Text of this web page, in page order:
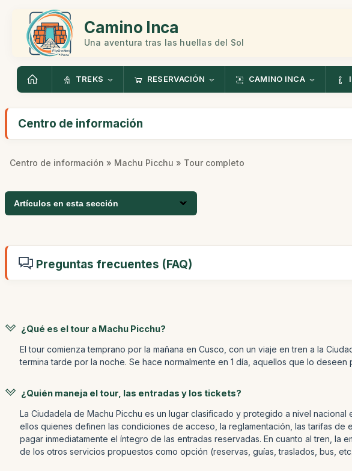
Camino Inca
Una aventura tras las huellas del Sol
TREKS RESERVACIÓN CAMINO INCA
Centro de información
Centro de información » Machu Picchu » Tour completo
Artículos en esta sección
Preguntas frecuentes (FAQ)
¿Qué es el tour a Machu Picchu?
El tour comienza temprano por la mañana en Cusco, con un viaje en tren a la
termina tarde por la noche. Se hace normalmente en 1 día, aquellos que lo
¿Quién maneja el tour, las entradas y los tickets?
La Ciudadela de Machu Picchu es un lugar clasificado y protegido a nivel
ellos quienes definen las condiciones de acceso, la reglamentación, las tarifas
pagar inmediatamente el íntegro de las entradas reservadas. En cuanto al tren, la
de los otros servicios propuestos como opción (reservas, guías, traslados, bus,